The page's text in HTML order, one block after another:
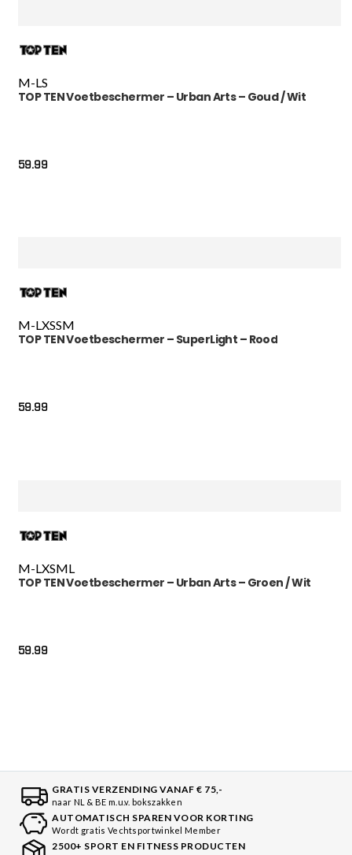
M-L S
TOP TEN Voetbeschermer – Urban Arts – Goud / Wit
59.99
M-LXSSM
TOP TEN Voetbeschermer – SuperLight – Rood
59.99
M-L XSML
TOP TEN Voetbeschermer – Urban Arts – Groen / Wit
59.99
GRATIS VERZENDING VANAF € 75,-
naar NL & BE m.u.v. bokszakken
AUTOMATISCH SPAREN VOOR KORTING
Wordt gratis Vechtsportwinkel Member
2500+ SPORT EN FITNESS PRODUCTEN